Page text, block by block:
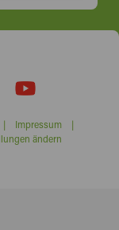
| Impressum|
ändern